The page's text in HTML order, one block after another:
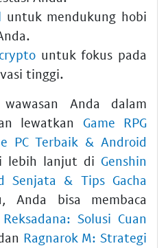
untuk mendukung hobi
untuk fokus pada
tinggi.
Anda dalam
lewatkan Game RPG
PC Terbaik & Android
lebih lanjut di Genshin
Senjata & Tips Gacha
Anda bisa membaca
Solusi Cuan
Ragnarok M: Strategi